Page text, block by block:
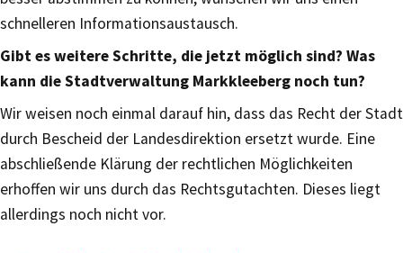
schnelleren Informationsaustausch.
Gibt es weitere Schritte, die jetzt möglich sind? Was
kann die Stadtverwaltung Markkleeberg noch tun?
Wir weisen noch einmal darauf hin, dass das Recht der Stadt
durch Bescheid der Landesdirektion ersetzt wurde. Eine
abschließende Klärung der rechtlichen Möglichkeiten
erhoffen wir uns durch das Rechtsgutachten. Dieses liegt
allerdings noch nicht vor.